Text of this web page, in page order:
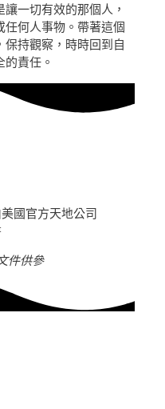
一切有效的那個人，
何人事物。帶著這個
持觀察，時時回到自
責任。
國官方天地公司
件供參